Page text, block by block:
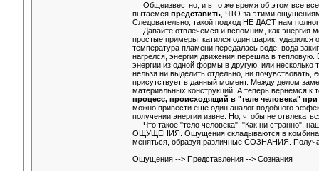
Общеизвестно, и в то же время об этом все
пытаемся представить, ЧТО за этими
Следовательно, такой подход НЕ ДАСТ нам
Давайте отвлечёмся и вспомним, как энергия
простые примеры: катился один шарик, ударился
температура пламени передалась воде, вода
нагрелся, энергия движения перешла в тепловую.
энергии из одной формы в другую, или
нельзя ни выделить отдельно, ни
присутствует в данный момент. Между делом
материальных конструкций. А теперь вернёмся
процесс, происходящий в "теле человека"
можно привести ещё один аналог подобного
получении энергии извне. Но, чтобы не
Что такое "тело человека". "Как ни странно",
ОЩУЩЕНИЯ. Ощущения складываются в
меняться, образуя различные СОЗНАНИЯ.
Ощущения --> Представления --> Сознания